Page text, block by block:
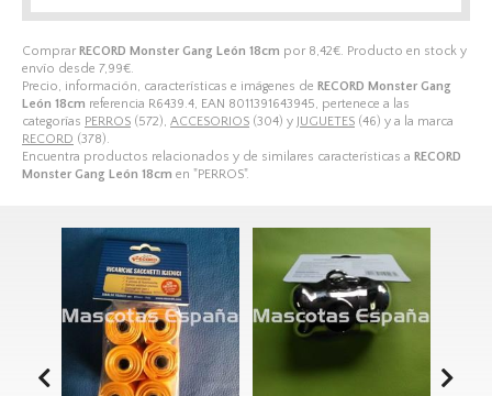
Comprar RECORD Monster Gang León 18cm por 8,42€ . Producto en stock y
envío desde 7,99€
Precio, información, características e imágenes de RECORD Monster Gang
León 18cm referencia R6439.4, EAN 8011391643945, pertenece a las
categorías PERROS (572), ACCESORIOS (304) y JUGUETES (46) y a la marca
RECORD (378).
Encuentra productos relacionados y de similares características a RECORD
Monster Gang León 18cm en "PERROS".